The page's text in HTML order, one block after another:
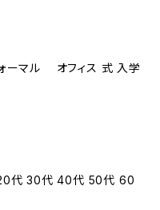
マル オフィス 式 入学
20代 30代 40代 50代 60